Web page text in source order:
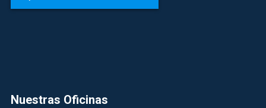
Nuestras Oficinas